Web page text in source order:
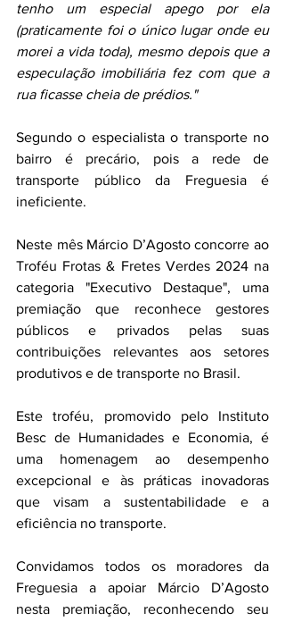
tenho um especial apego por ela
(praticamente foi o único lugar onde eu
morei a vida toda), mesmo depois que a
especulação imobiliária fez com que a
rua ficasse cheia de prédios."
Segundo o especialista o transporte no
bairro é precário, pois a rede de
transporte público da Freguesia é
ineficiente.
Neste mês Márcio D’Agosto concorre ao
Troféu Frotas & Fretes Verdes 2024 na
categoria "Executivo Destaque", uma
premiação que reconhece gestores
públicos e privados pelas suas
contribuições relevantes aos setores
produtivos e de transporte no Brasil.
Este troféu, promovido pelo Instituto
Besc de Humanidades e Economia, é
uma homenagem ao desempenho
excepcional e às práticas inovadoras
que visam a sustentabilidade e a
eficiência no transporte.
Convidamos todos os moradores da
Freguesia a apoiar Márcio D’Agosto
nesta premiação, reconhecendo seu